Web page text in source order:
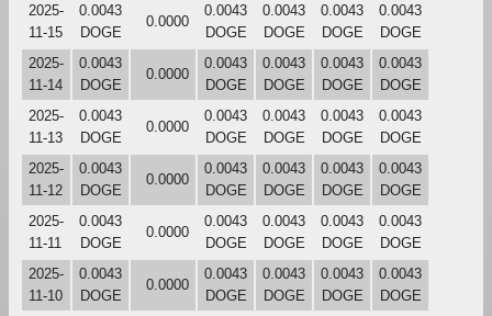
2025-
11-15
0.0043
DOGE
0.0000
0.0043
DOGE
0.0043
DOGE
0.0043
DOGE
0.0043
DOGE
2025-
11-14
0.0043
DOGE
0.0000
0.0043
DOGE
0.0043
DOGE
0.0043
DOGE
0.0043
DOGE
2025-
11-13
0.0043
DOGE
0.0000
0.0043
DOGE
0.0043
DOGE
0.0043
DOGE
0.0043
DOGE
2025-
11-12
0.0043
DOGE
0.0000
0.0043
DOGE
0.0043
DOGE
0.0043
DOGE
0.0043
DOGE
2025-
11-11
0.0043
DOGE
0.0000
0.0043
DOGE
0.0043
DOGE
0.0043
DOGE
0.0043
DOGE
2025-
11-10
0.0043
DOGE
0.0000
0.0043
DOGE
0.0043
DOGE
0.0043
DOGE
0.0043
DOGE